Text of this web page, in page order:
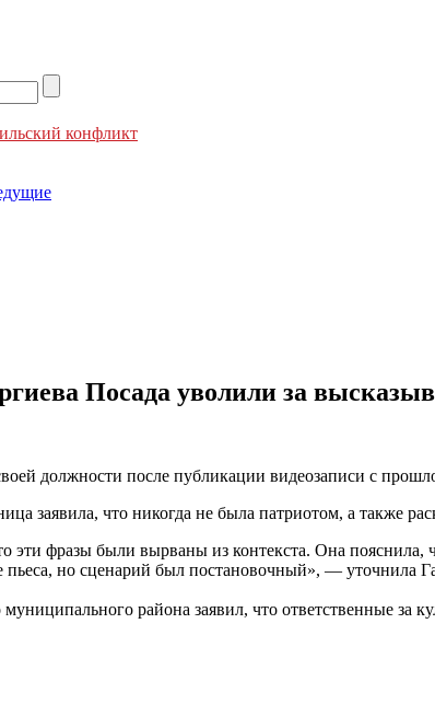
конфликт
Посада уволили за
должности после публикации видеозаписи с
заявила, что никогда не была патриотом, а также
эти фразы были вырваны из контекста. Она пояснила,
пьеса, но сценарий был постановочный», — уточнила
района заявил, что ответственные за